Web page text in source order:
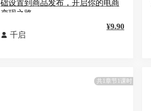
础设置到商品发布，开启你的电商
变现之路
 千启
¥9.90
共1章节1课时